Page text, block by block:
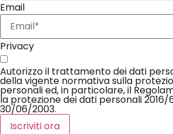
Email
Privacy
Autorizzo il trattamento dei dati
della vigente normativa sulla
personali ed, in particolare, il
la protezione dei dati personali 2016/
30/06/2003.
Iscriviti ora